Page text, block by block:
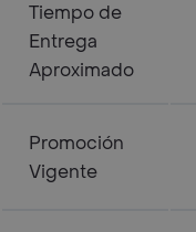
Tiempo de
Entrega
Aproximado
Promoción
Vigente